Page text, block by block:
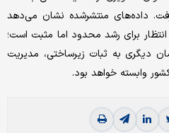
داده‌های منتشرشده نشان می‌دهد
برای رشد محدود اما مثبت است؛
دیگری به ثبات زیرساختی، مدیریت
وابسته خواهد بود.